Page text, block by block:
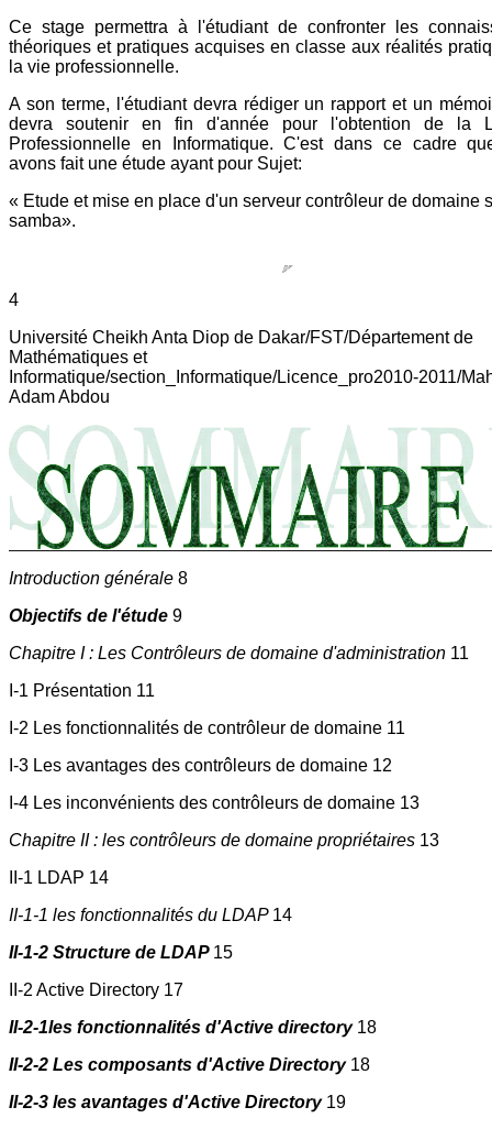
Ce stage permettra à l'étudiant de confronter les
théoriques et pratiques acquises en classe aux réalités
la vie professionnelle.
A son terme, l'étudiant devra rédiger un rapport et un
devra soutenir en fin d'année pour l'obtention de la
Professionnelle en Informatique. C'est dans ce cadre
avons fait une étude ayant pour Sujet:
« Etude et mise en place d'un serveur contrôleur de domaine
samba».
4
Université Cheikh Anta Diop de Dakar/FST/Département de
Mathématiques et
Informatique/section_Informatique/Licence_pro2010-2011/
Adam Abdou
Introduction générale 8
Objectifs de l'étude 9
Chapitre I : Les Contrôleurs de domaine d'administration 11
I-1 Présentation 11
I-2 Les fonctionnalités de contrôleur de domaine 11
I-3 Les avantages des contrôleurs de domaine 12
I-4 Les inconvénients des contrôleurs de domaine 13
Chapitre II : les contrôleurs de domaine propriétaires 13
II-1 LDAP 14
II-1-1 les fonctionnalités du LDAP 14
II-1-2 Structure de LDAP 15
II-2 Active Directory 17
II-2-1les fonctionnalités d'Active directory 18
II-2-2 Les composants d'Active Directory 18
II-2-3 les avantages d'Active Directory 19